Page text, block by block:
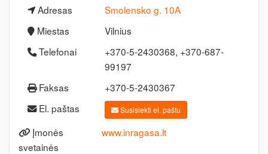
Adresas
Smolensko g. 10A
Miestas
Vilnius
Telefonai
+370-5-2430368, +370-687-
99197
Faksas
+370-5-2430367
El. paštas
Susisiekti el. paštu
Įmonės
svetainės
www.inragasa.lt